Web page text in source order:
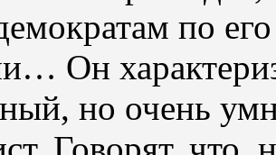
по
Он
но очень